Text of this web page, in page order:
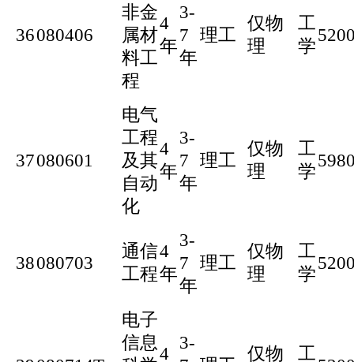
36080406
非金
属材
料工
程
4
年
3-
7
年
理工
仅物
理
工
学
37080601
电气
工程
及其
自动
化
4
年
3-
7
年
理工
仅物
理
工
学
38080703
通信
工程
4
年
3-
7
年
理工
仅物
理
工
学
电子
信息
4
3-
仅物
工